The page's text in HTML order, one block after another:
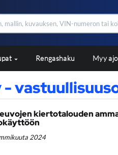
Rengashaku Myy
-
kiertotalouden
2024